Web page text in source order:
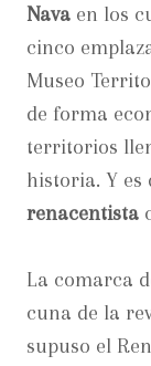
Nava en los
cinco
Museo
de forma
territorios
historia. Y es
renacentista
La comarca
cuna de la
supuso el